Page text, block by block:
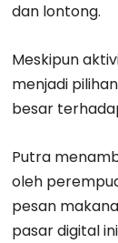
dan lontong.
​Meskipun
menjadi
besar
Putra
oleh
pesan
pasar digital